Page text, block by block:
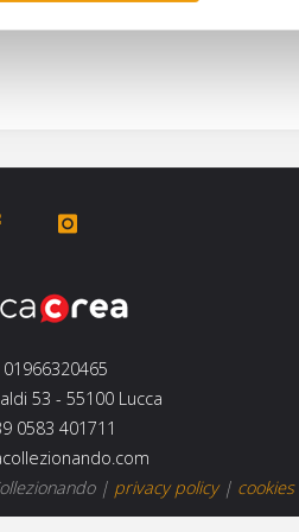
01966320465
53 - 55100 Lucca
0583 401711
| privacy policy| cookies